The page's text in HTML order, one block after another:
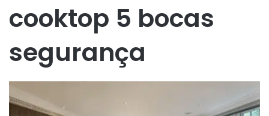
cooktop 5 bocas
segurança